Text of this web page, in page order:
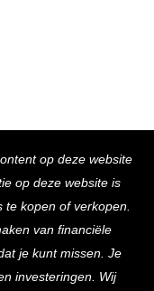
op deze website
op deze website is
kopen of verkopen.
van financiële
je kunt missen. Je
investeringen. Wij